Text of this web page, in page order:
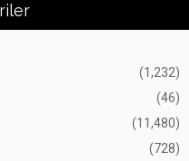
(1,232)
(46)
(11,480)
(728)